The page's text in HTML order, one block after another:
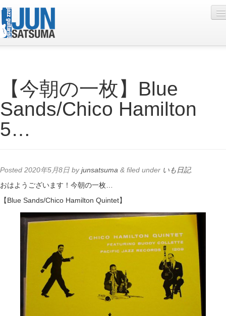
Live Schedule
Discography
Diary
YouTube
Online Lesson
【今朝の一枚】Blue
Sands/Chico Hamilton
5…
Posted 2020年5月8日 byjunsatsuma & filed under いも日記.
おはようございます！今朝の一枚…
【Blue Sands/Chico Hamilton Quintet】